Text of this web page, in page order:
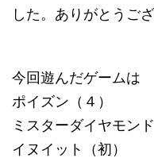
した。ありがとうござ
今回遊んだゲームは
ポイズン（４）
ミスターダイヤモンド
イヌイット（初）